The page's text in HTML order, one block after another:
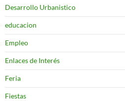
Desarrollo Urbanistico
educacion
Empleo
Enlaces de Interés
Feria
Fiestas